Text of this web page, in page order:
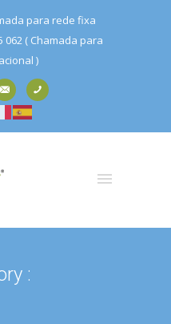
para rede fixa
062 ( Chamada para
)
: